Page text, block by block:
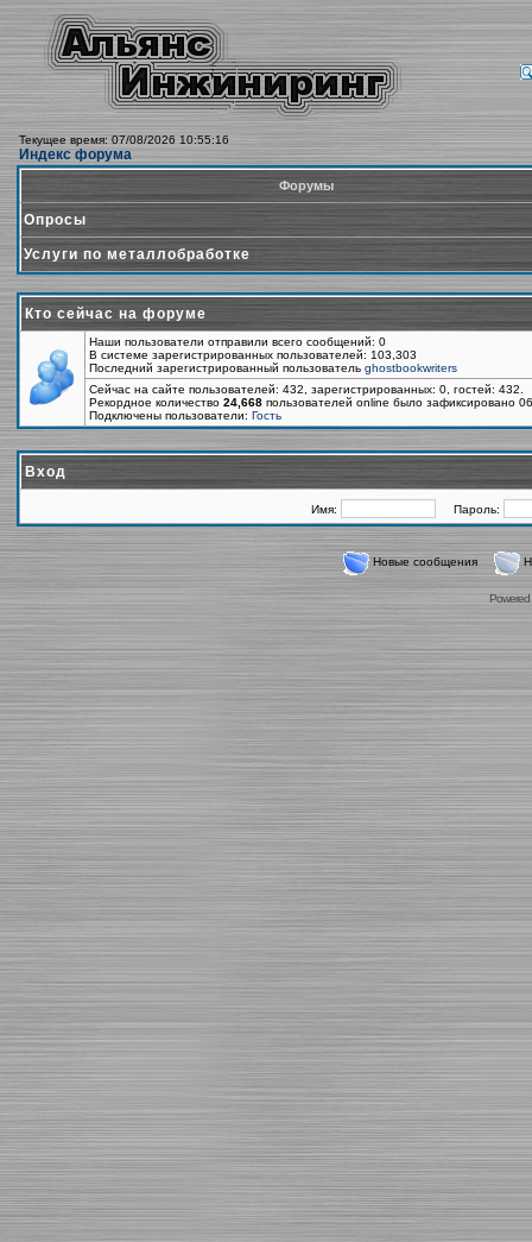
Текущее время: 07/08/2026 10:55:16
Индекс форума
Форумы
Опросы
Услуги по металлобработке
Кто сейчас на форуме
Наши пользователи отправили всего сообщений: 0
В системе зарегистрированных пользователей: 103,303
Последний зарегистрированный пользователь ghostbookwriters
Сейчас на сайте пользователей: 432, зарегистрированных: 0, гостей:
Рекордное количество 24,668 пользователей online было зафиксировано
Подключены пользователи: Гость
Вход
Имя: Пароль:
Новые сообщения